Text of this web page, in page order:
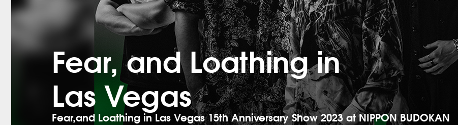
Fear, and Loathing in
Las Vegas
Fear,and Loathing in Las Vegas 15th Anniversary Show 2023 at NIPPON BUDOKAN